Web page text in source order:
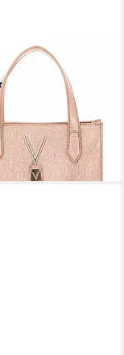
BAGS
Shopping Bag
(6)
UVP
in 2-3 Werktagen bei dir
+6